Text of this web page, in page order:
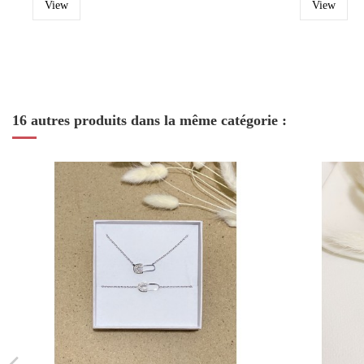
View View
16 autres produits dans la même catégorie :